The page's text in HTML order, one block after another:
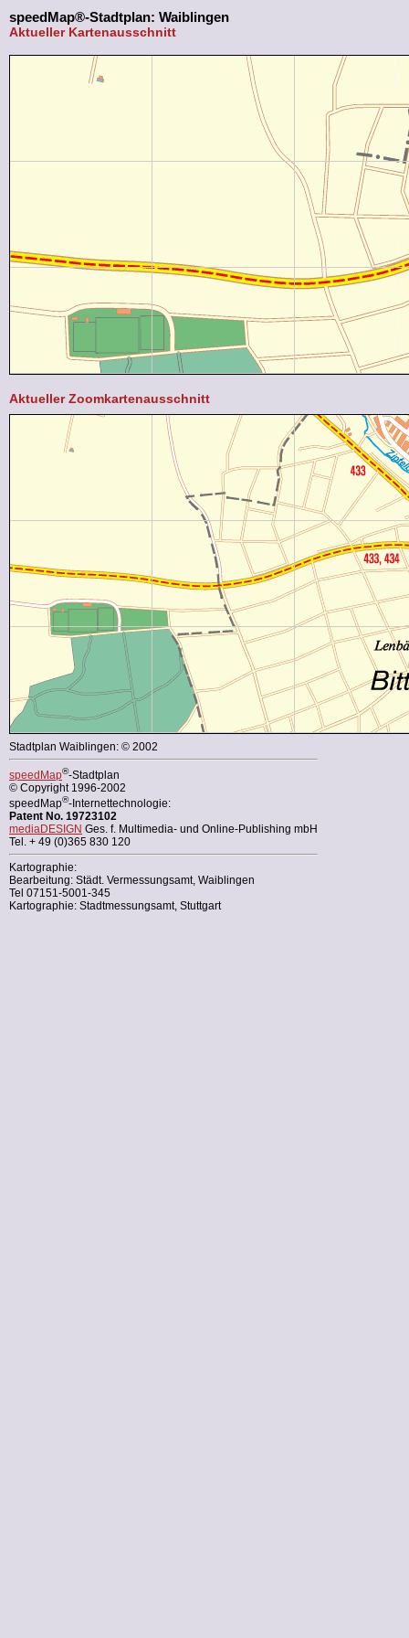
speedMap®-Stadtplan: Waiblingen
Aktueller Kartenausschnitt
Aktueller Zoomkartenausschnitt
Stadtplan Waiblingen: © 2002
speedMap®-Stadtplan
© Copyright 1996-2002
speedMap®-Internettechnologie:
Patent No. 19723102
mediaDESIGN Ges. f. Multimedia- und Online-Publishing mbH
Tel. + 49 (0)365 830 120
Kartographie:
Bearbeitung: Städt. Vermessungsamt, Waiblingen
Tel 07151-5001-345
Kartographie: Stadtmessungsamt, Stuttgart